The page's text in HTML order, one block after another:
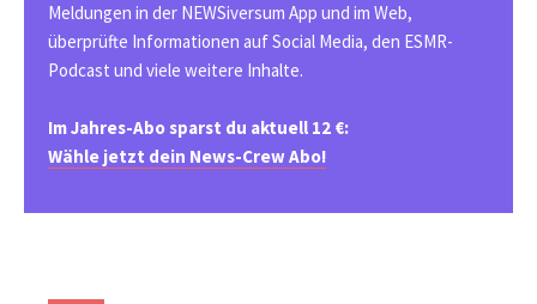
Meldungen in der NEWSiversum App und im Web,
überprüfte Informationen auf Social Media, den ESMR-
Podcast und viele weitere Inhalte.
Im Jahres-Abo sparst du aktuell 12 €:
Wähle jetzt dein News-Crew Abo!